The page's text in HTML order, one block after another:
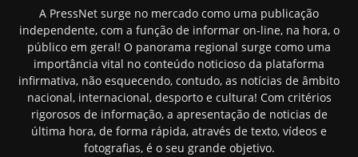
A PressNet surge no mercado como uma publicação
independente, com a função de informar on-line, na hora, o
público em geral! O panorama regional surge como uma
importância vital no conteúdo noticioso da plataforma
infirmativa, não esquecendo, contudo, as notícias de âmbito
nacional, internacional, desporto e cultura! Com critérios
rigorosos de informação, a apresentação de noticias de
última hora, de forma rápida, através de texto, vídeos e
fotografias, é o seu grande objetivo.